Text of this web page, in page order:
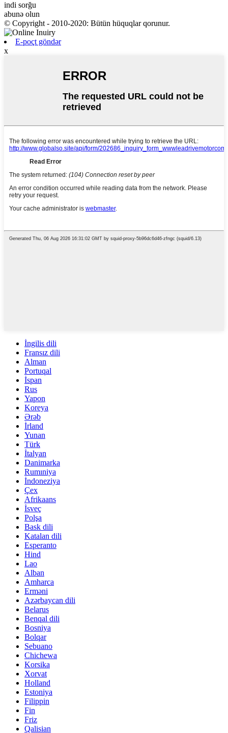
indi sorğu
abunə olun
© Copyright - 2010-2020: Bütün hüquqlar qorunur.
E-poçt göndər
x
İngilis dili
Fransız dili
Alman
Portuqal
İspan
Rus
Yapon
Koreya
Ərəb
İrland
Yunan
Türk
İtalyan
Danimarka
Rumıniya
İndoneziya
Çex
Afrikaans
İsveç
Polşa
Bask dili
Katalan dili
Esperanto
Hind
Lao
Alban
Amharca
Erməni
Azərbaycan dili
Belarus
Benqal dili
Bosniya
Bolqar
Sebuano
Chichewa
Korsika
Xorvat
Holland
Estoniya
Filippin
Fin
Friz
Qalisian